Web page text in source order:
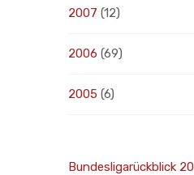
2007 (12)
2006 (69)
2005 (6)
Bundesligarückblick